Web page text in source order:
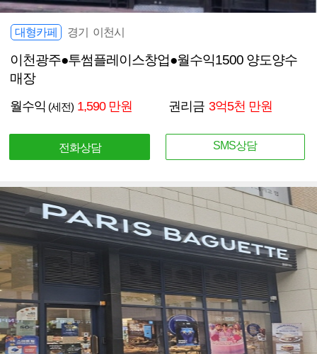
대형카페 경기 이천시
이천광주●투썸플레이스창업●월수익1500 양도양수
매장
월수익 (세전) 1,590 만원 권리금 3억5천 만원
전화상담 SMS상담